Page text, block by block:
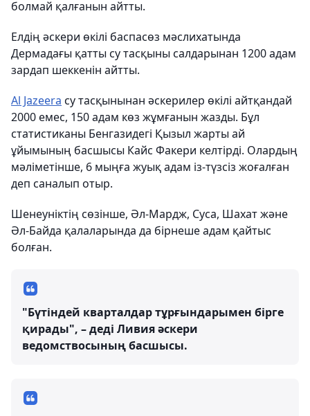
болмай қалғанын айтты.
Елдің әскери өкілі баспасөз мәслихатында
Дермадағы қатты су тасқыны салдарынан 1200 адам
зардап шеккенін айтты.
Al Jazeera су тасқынынан әскерилер өкілі айтқандай
2000 емес, 150 адам көз жұмғанын жазды. Бұл
статистиканы Бенгазидегі Қызыл жарты ай
ұйымының басшысы Кайс Факери келтірді. Олардың
мәліметінше, 6 мыңға жуық адам із-түзсіз жоғалған
деп саналып отыр.
Шенеуніктің сөзінше, Әл-Мардж, Суса, Шахат және
Әл-Байда қалаларында да бірнеше адам қайтыс
болған.
"Бүтіндей кварталдар тұрғындарымен бірге
қирады", – деді Ливия әскери
ведомствосының басшысы.